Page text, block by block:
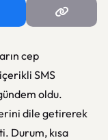
cep
SMS
oldu.
dile getirerek
Durum, kısa